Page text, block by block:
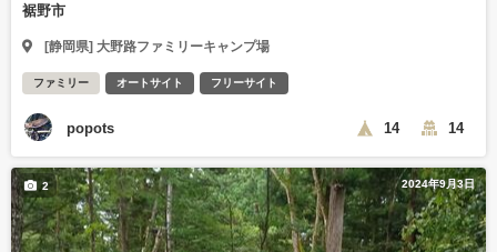
裾野市
[静岡県] 大野路ファミリーキャンプ場
ファミリー オートサイト フリーサイト
popots 14 14
2024年9月3日
2